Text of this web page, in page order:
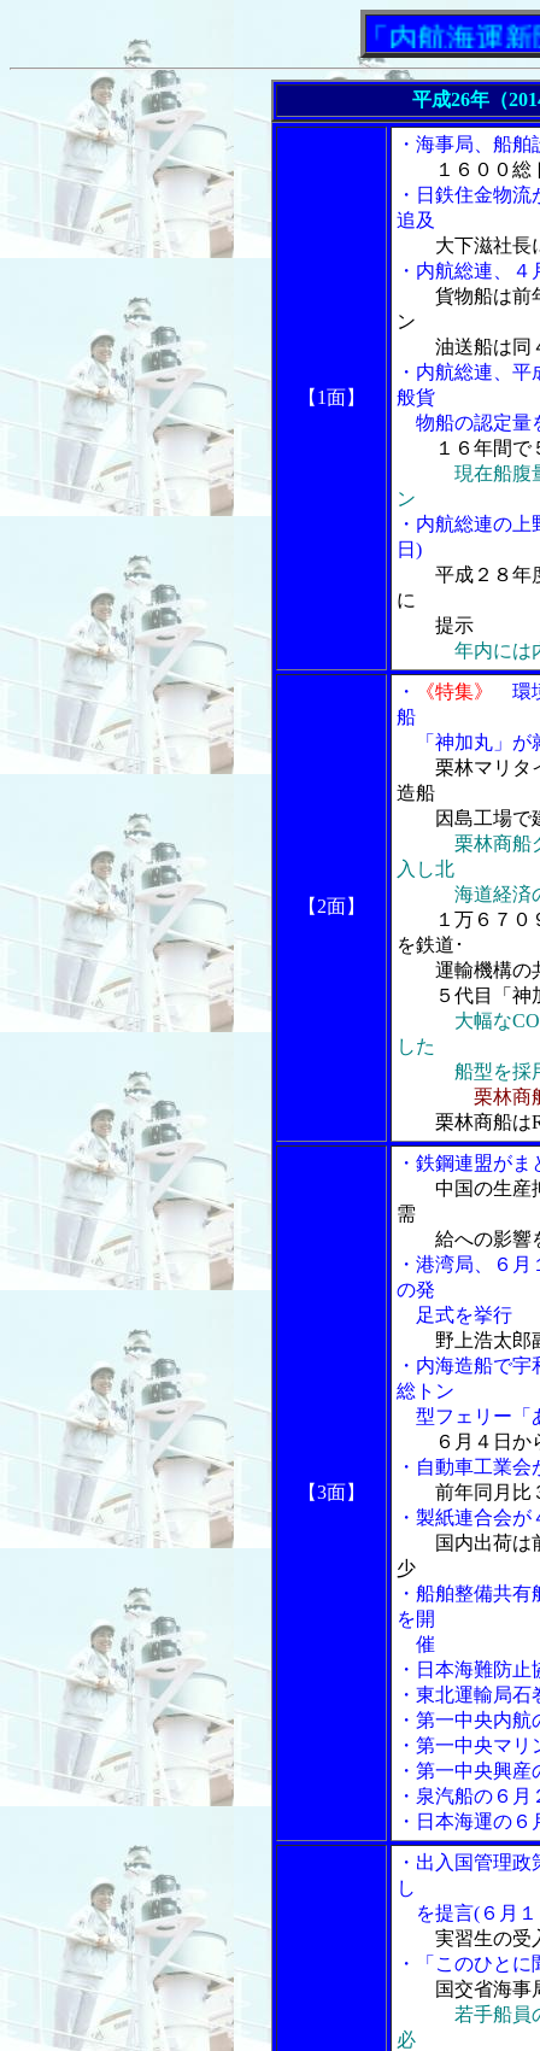
「内航海運新聞」
平成26年（
【1面】
・海事局、船
１６００
・日鉄住金物
追及
大下滋社長
・内航総連、
貨物船は前
ン
油送船は同４
・内航総連、
般貨
物船の認定量
１６年間
現在船腹
ン
・内航総連の
日)
平成２８年
に
提示
年内には
【2面】
・ 《特集》
環
船
「神加丸」が
栗林マリタ
造船
因島工場で
栗林商船
入し北
海道経済の
１万６７
を鉄道･
運輸機構の共
５代目「神加
大幅な
した
船型を採
栗林商
栗林商船は
【3面】
・鉄鋼連盟が
中国の生産
需
給への影響
・港湾局、６
の発
足式を挙行
野上浩太郎
・内海造船で
総トン
型フェリー「
６月４日か
・自動車工業
前年同月比
・製紙連合会
国内出荷は
少
・船舶整備共
を開
催
・日本海難防
・東北運輸局
・第一中央内
・第一中央マ
・第一中央興
・泉汽船の６
・日本海運の
・出入国管理
し
を提言(６月１
実習生の受
・「このひと
国交省海
若手船員
必